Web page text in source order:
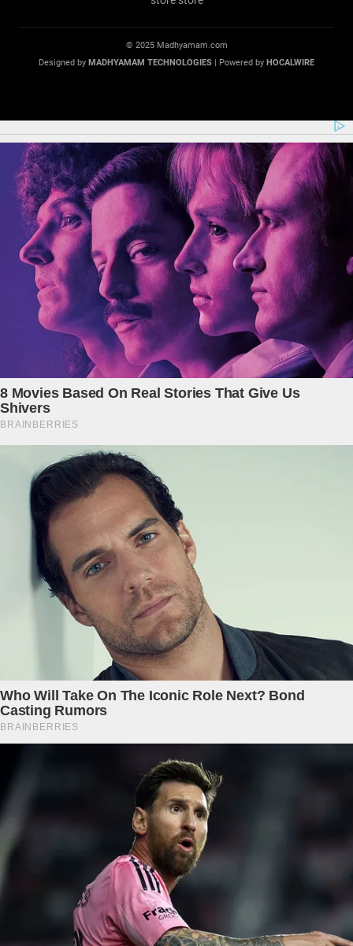
© 2025 Madhyamam.com
Designed by MADHYAMAM TECHNOLOGIES | Powered by HOCALWIRE